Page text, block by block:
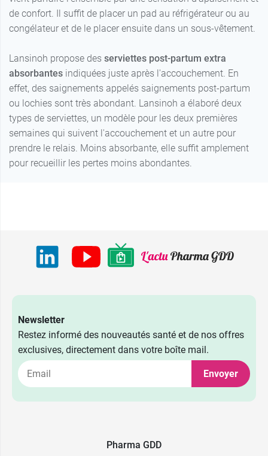
de confort. Il suffit de placer un pad au réfrigérateur ou au
congélateur et de le placer ensuite dans un sous-vêtement.
Lansinoh propose des serviettes post-partum extra
absorbantes indiquées juste après l'accouchement. En
effet, des saignements appelés saignements post-partum
ou lochies sont très abondant. Lansinoh a élaboré deux
types de serviettes, un modèle pour les deux premières
semaines qui suivent l'accouchement et un autre pour
prendre le relais. Moins absorbante, elle suffit amplement
pour recueillir les pertes moins abondantes.
Newsletter
Restez informé des nouveautés santé et de nos offres
exclusives, directement dans votre boîte mail.
Envoyer
Pharma GDD